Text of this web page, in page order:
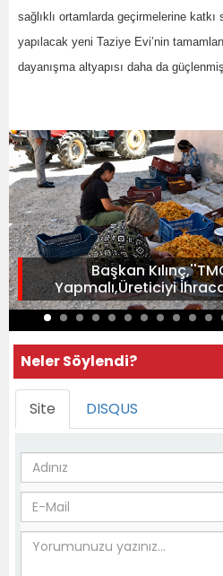
sağlıklı ortamlarda geçirmelerine katkı
yapılacak yeni Taziye Evi’nin
dayanışma altyapısı daha da
Başkan
Yapmalı,Üreticiyi
Neler Söylendi?
Site DISQUS